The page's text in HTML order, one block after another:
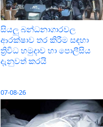
සියලු බන්ධනාගාරවල
ආරක්ෂාව තර කිරීම සඳහා
ත්‍රිවිධ හමුදාව හා පොලීසිය
දැනුවත් කරයි
07-08-26